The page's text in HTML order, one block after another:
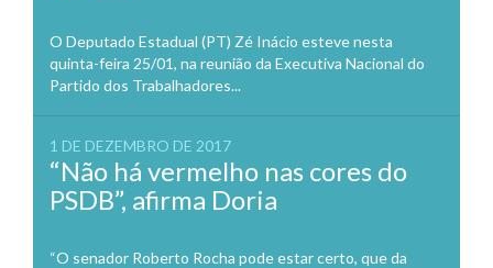
O Deputado Estadual (PT) Zé Inácio esteve nesta
quinta-feira 25/01, na reunião da Executiva Nacional do
Partido dos Trabalhadores...
1 DE DEZEMBRO DE 2017
“Não há vermelho nas cores do
PSDB”, afirma Doria
“O senador Roberto Rocha pode estar certo, que da